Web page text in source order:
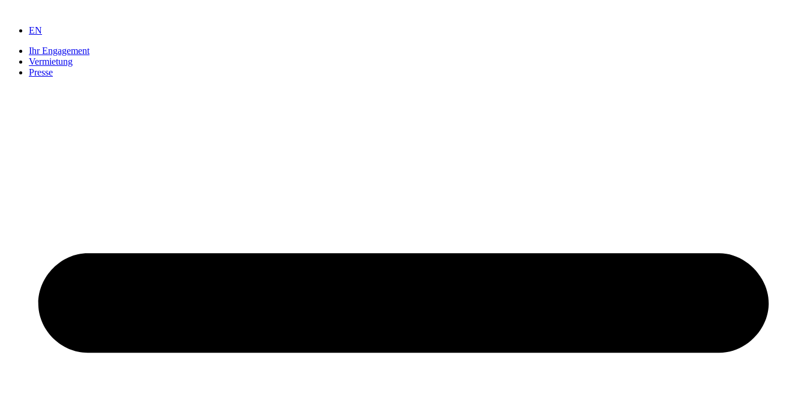
springen
EN
Ihr Engagement
Vermietung
Presse